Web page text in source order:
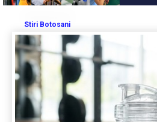
Stiri Botosani